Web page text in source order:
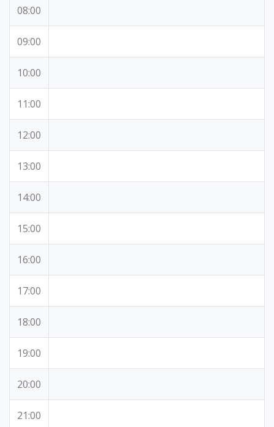
08:00
09:00
10:00
11:00
12:00
13:00
14:00
15:00
16:00
17:00
18:00
19:00
20:00
21:00